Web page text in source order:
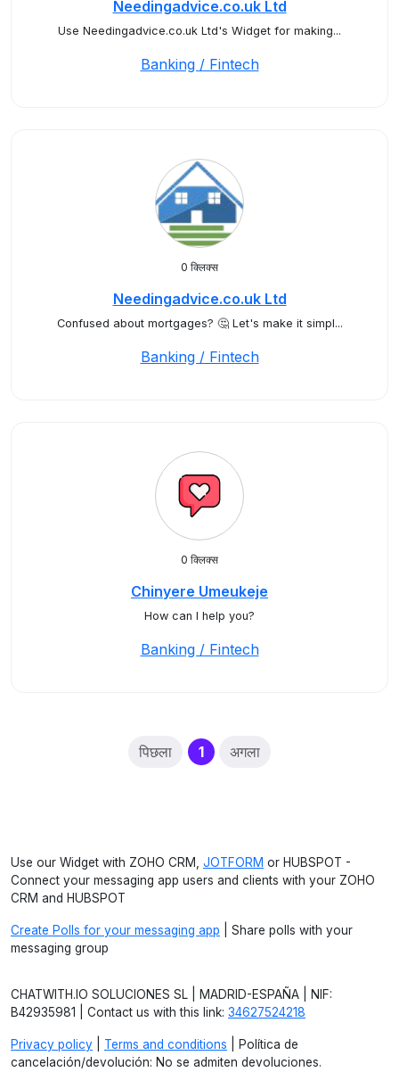
Needingadvice.co.uk Ltd
Use Needingadvice.co.uk Ltd's Widget for making...
Banking / Fintech
0 क्लिक्स
Needingadvice.co.uk Ltd
Confused about mortgages? 🤔 Let's make it simpl...
Banking / Fintech
0 क्लिक्स
Chinyere Umeukeje
How can I help you?
Banking / Fintech
पिछला 1(current)
अगला
Use our Widget with ZOHO CRM, JOTFORM or HUBSPOT -
Connect your messaging app users and clients with your ZOHO
CRM and HUBSPOT
Create Polls for your messaging app | Share polls with your
messaging group
CHATWITH.IO SOLUCIONES SL | MADRID-ESPAÑA | NIF:
B42935981 | Contact us with this link: 34627524218
Privacy policy Terms and conditions | Política de
cancelación/devolución: No se admiten devoluciones.